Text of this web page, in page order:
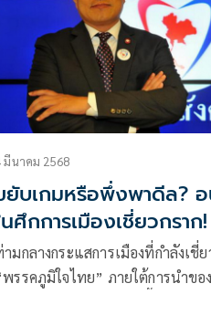
มีนาคม 2568
ยับเกมหรือพึ่งพาดีล?
นศึกการเมืองเชี่ยวกราก!
มกลางกระแสการเมืองที่กำลังเชี่
พรรคภูมิใจไทย” ภายใต้การนำข